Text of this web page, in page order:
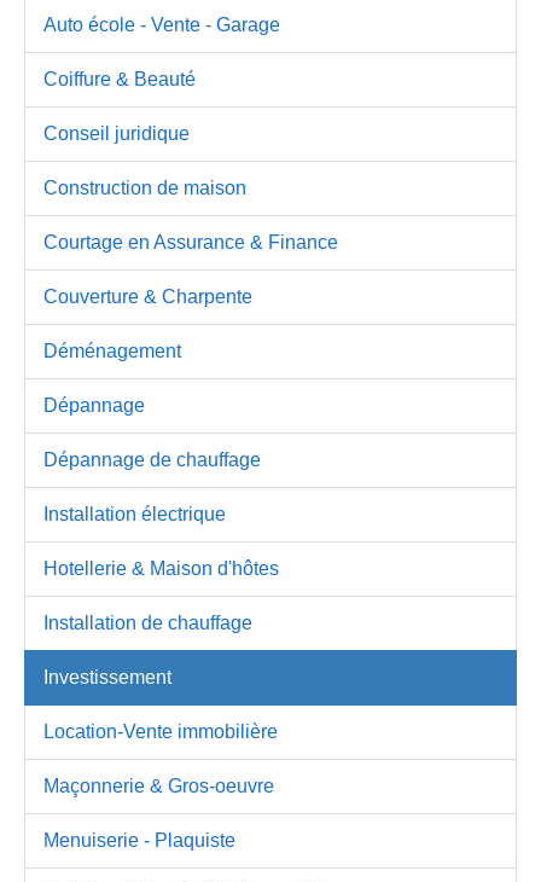
Auto école - Vente - Garage
Coiffure & Beauté
Conseil juridique
Construction de maison
Courtage en Assurance & Finance
Couverture & Charpente
Déménagement
Dépannage
Dépannage de chauffage
Installation électrique
Hotellerie & Maison d'hôtes
Installation de chauffage
Investissement
Location-Vente immobilière
Maçonnerie & Gros-oeuvre
Menuiserie - Plaquiste